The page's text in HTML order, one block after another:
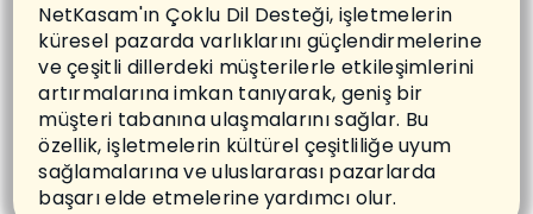
NetKasam'ın Çoklu Dil Desteği, işletmelerin
küresel pazarda varlıklarını güçlendirmelerine
ve çeşitli dillerdeki müşterilerle etkileşimlerini
artırmalarına imkan tanıyarak, geniş bir
müşteri tabanına ulaşmalarını sağlar. Bu
özellik, işletmelerin kültürel çeşitliliğe uyum
sağlamalarına ve uluslararası pazarlarda
başarı elde etmelerine yardımcı olur.